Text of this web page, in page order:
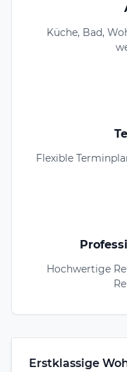
Küche, Bad,
Flexible
Hochwertige
Erstklassige